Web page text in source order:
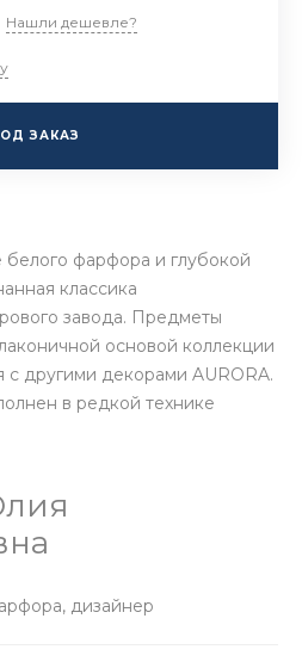
Нашли дешевле?
ЗАКАЗ
белого фарфора и глубокой
классика
завода. Предметы
основой коллекции
с другими декорами AURORA.
в редкой технике
дизайнер